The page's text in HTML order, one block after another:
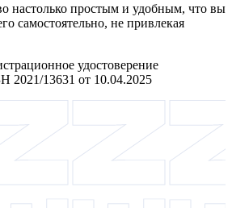
настолько простым и удобным, что вы
самостоятельно, не привлекая
удостоверение
2021/13631 от 10.04.2025